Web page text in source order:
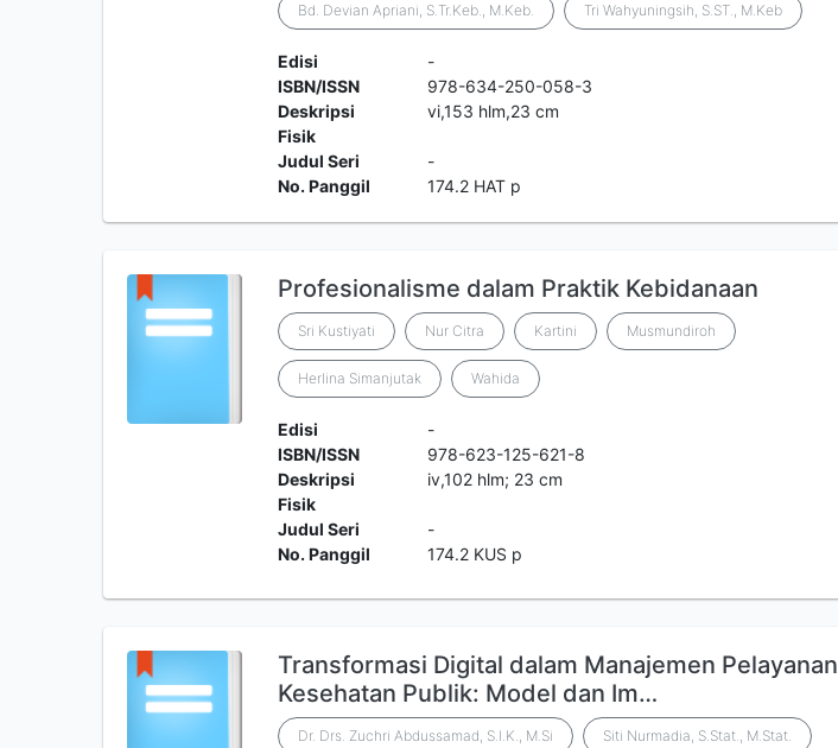
Bd. Devian Apriani, S.Tr.Keb., M.Keb. Tri Wahyuningsih, S.ST., M.Keb
Edisi
-
ISBN/ISSN
978-634-250-058-3
Deskripsi
Fisik
vi,153 hlm,23 cm
Judul Seri
-
No. Panggil
174.2 HAT p
Profesionalisme dalam Praktik Kebidanaan
Sri Kustiyati Nur Citra Kartini Musmundiroh
Herlina Simanjutak Wahida
Edisi
-
ISBN/ISSN
978-623-125-621-8
Deskripsi
Fisik
iv,102 hlm; 23 cm
Judul Seri
-
No. Panggil
174.2 KUS p
Transformasi Digital dalam Manajemen Pelayanan
Kesehatan Publik: Model dan Im…
Dr. Drs. Zuchri Abdussamad, S.I.K., M.Si Siti Nurmadia, S.Stat., M.Stat.